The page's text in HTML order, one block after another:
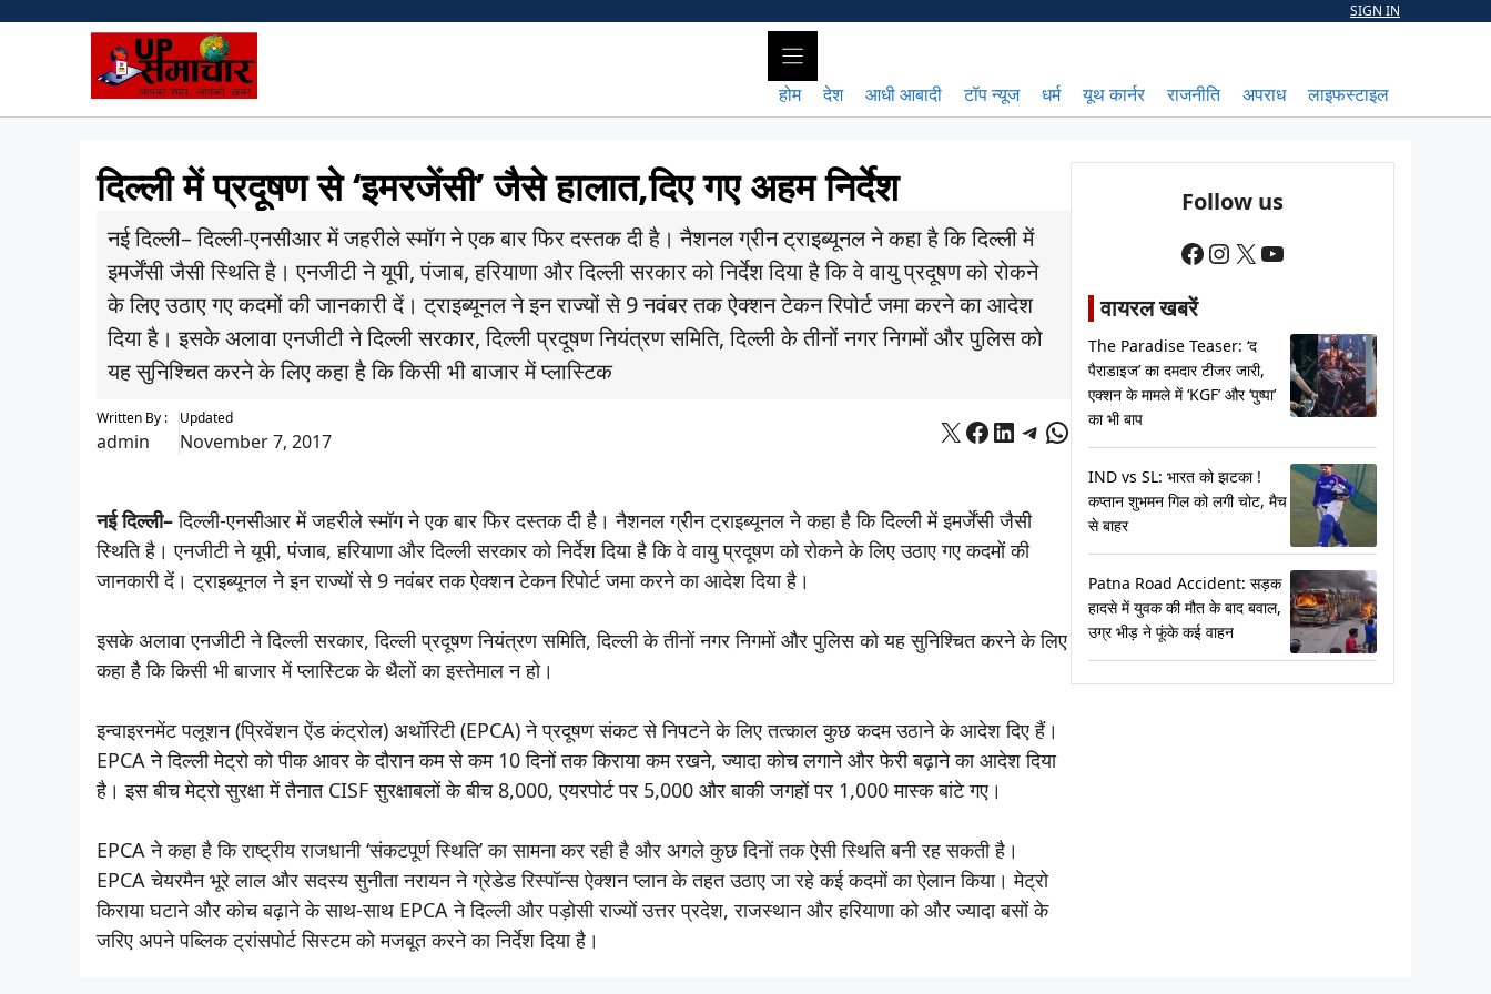
SIGN IN
होम देश आधी आबादी टॉप न्यूज धर्म यूथ कार्नर राजनीति अपराध लाइफस्टाइल
दिल्ली में प्रदूषण से ‘इमरजेंसी’ जैसे हालात,दिए गए अहम निर्देश
नई दिल्ली– दिल्ली-एनसीआर में जहरीले स्मॉग ने एक बार फिर दस्तक दी है। नैशनल ग्रीन ट्राइब्यूनल ने कहा है कि दिल्ली में
इमर्जेंसी जैसी स्थिति है। एनजीटी ने यूपी, पंजाब, हरियाणा और दिल्ली सरकार को निर्देश दिया है कि वे वायु प्रदूषण को रोकने
के लिए उठाए गए कदमों की जानकारी दें। ट्राइब्यूनल ने इन राज्यों से 9 नवंबर तक ऐक्शन टेकन रिपोर्ट जमा करने का आदेश
दिया है। इसके अलावा एनजीटी ने दिल्ली सरकार, दिल्ली प्रदूषण नियंत्रण समिति, दिल्ली के तीनों नगर निगमों और पुलिस को
यह सुनिश्चित करने के लिए कहा है कि किसी भी बाजार में प्लास्टिक
Written By :
admin
Updated
November 7, 2017 X Facebook
LinkedIn
Telegram
WhatsApp
नई दिल्ली–दिल्ली-एनसीआर में जहरीले स्मॉग ने एक बार फिर दस्तक दी है। नैशनल ग्रीन ट्राइब्यूनल ने कहा है कि दिल्ली में इमर्जेंसी जैसी
स्थिति है। एनजीटी ने यूपी, पंजाब, हरियाणा और दिल्ली सरकार को निर्देश दिया है कि वे वायु प्रदूषण को रोकने के लिए उठाए गए कदमों की
जानकारी दें। ट्राइब्यूनल ने इन राज्यों से 9 नवंबर तक ऐक्शन टेकन रिपोर्ट जमा करने का आदेश दिया है।
इसके अलावा एनजीटी ने दिल्ली सरकार, दिल्ली प्रदूषण नियंत्रण समिति, दिल्ली के तीनों नगर निगमों और पुलिस को यह सुनिश्चित करने के लिए
कहा है कि किसी भी बाजार में प्लास्टिक के थैलों का इस्तेमाल न हो।
इन्वाइरनमेंट पलूशन (प्रिवेंशन ऐंड कंट्रोल) अथॉरिटी (EPCA) ने प्रदूषण संकट से निपटने के लिए तत्काल कुछ कदम उठाने के आदेश दिए हैं।
EPCA ने दिल्ली मेट्रो को पीक आवर के दौरान कम से कम 10 दिनों तक किराया कम रखने, ज्यादा कोच लगाने और फेरी बढ़ाने का आदेश दिया
है। इस बीच मेट्रो सुरक्षा में तैनात CISF सुरक्षाबलों के बीच 8,000, एयरपोर्ट पर 5,000 और बाकी जगहों पर 1,000 मास्क बांटे गए।
EPCA ने कहा है कि राष्ट्रीय राजधानी ‘संकटपूर्ण स्थिति’ का सामना कर रही है और अगले कुछ दिनों तक ऐसी स्थिति बनी रह सकती है।
EPCA चेयरमैन भूरे लाल और सदस्य सुनीता नरायन ने ग्रेडेड रिस्पॉन्स ऐक्शन प्लान के तहत उठाए जा रहे कई कदमों का ऐलान किया। मेट्रो
किराया घटाने और कोच बढ़ाने के साथ-साथ EPCA ने दिल्ली और पड़ोसी राज्यों उत्तर प्रदेश, राजस्थान और हरियाणा को और ज्यादा बसों के
जरिए अपने पब्लिक ट्रांसपोर्ट सिस्टम को मजबूत करने का निर्देश दिया है।
Follow us
Facebook
Instagram
X YouTube
वायरल खबरें
The Paradise Teaser: ‘द
पैराडाइज’ का दमदार टीजर जारी,
एक्शन के मामले में ‘KGF’ और ‘पुष्पा’
का भी बाप
IND vs SL: भारत को झटका !
कप्तान शुभमन गिल को लगी चोट, मैच
से बाहर
Patna Road Accident: सड़क
हादसे में युवक की मौत के बाद बवाल,
उग्र भीड़ ने फूंके कई वाहन